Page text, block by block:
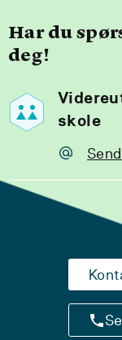
Har du
deg!
skole